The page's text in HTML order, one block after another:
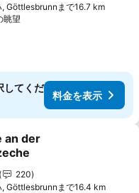
, Göttlesbrunnまで16.7 km
眺望料金を表示
してくだ
料金を表示
入りに追加
an der
ク
220
, Göttlesbrunnまで16.4 km